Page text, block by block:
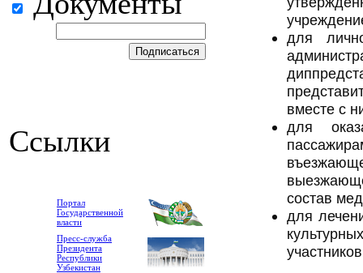
Ссылки
Портал
Государственной
власти
Пресс-служба
Президента
Республики
Узбекистан
для
вместе с
для
состав
для